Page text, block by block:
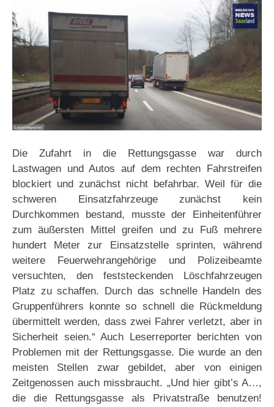
Die Zufahrt in die Rettungsgasse war durch
Lastwagen und Autos auf dem rechten Fahrstreifen
blockiert und zunächst nicht befahrbar. Weil für die
schweren Einsatzfahrzeuge zunächst kein
Durchkommen bestand, musste der Einheitenführer
zum äußersten Mittel greifen und zu Fuß mehrere
hundert Meter zur Einsatzstelle sprinten, während
weitere Feuerwehrangehörige und Polizeibeamte
versuchten, den feststeckenden Löschfahrzeugen
Platz zu schaffen. Durch das schnelle Handeln des
Gruppenführers konnte so schnell die Rückmeldung
übermittelt werden, dass zwei Fahrer verletzt, aber in
Sicherheit seien.“ Auch Leserreporter berichten von
Problemen mit der Rettungsgasse. Die wurde an den
meisten Stellen zwar gebildet, aber von einigen
Zeitgenossen auch missbraucht. „Und hier gibt’s A…,
die die Rettungsgasse als Privatstraße benutzen!